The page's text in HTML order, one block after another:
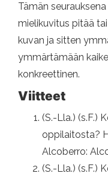
Tämän
mielikuvitus pitää
kuvan ja sitten
ymmärtämään
konkreettinen.
Viitteet
(S.-Lla.) (s.F.)
oppilaitosta?
Alcoberro:
(S.-Lla.) (s.F.)